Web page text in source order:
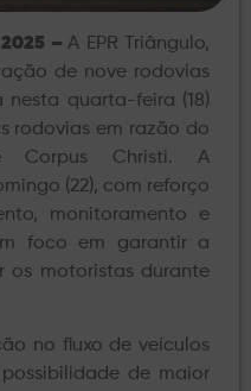
2025 –A EPR Triângulo,
de nove rodovias
nesta quarta-feira (18)
rodovias em razão do
Corpus Christi. A
(22), com reforço
monitoramento e
foco em garantir a
os motoristas durante
no fluxo de veículos
de maior